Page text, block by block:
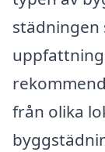
städningen
från olika